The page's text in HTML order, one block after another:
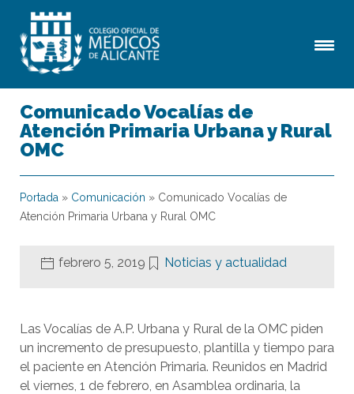
Comunicado Vocalías de
Atención Primaria Urbana y Rural
OMC
Portada » Comunicación » Comunicado Vocalías de
Atención Primaria Urbana y Rural OMC
febrero 5, 2019 Noticias y actualidad
Las Vocalías de A.P. Urbana y Rural de la OMC piden
un incremento de presupuesto, plantilla y tiempo para
el paciente en Atención Primaria. Reunidos en Madrid
el viernes, 1 de febrero, en Asamblea ordinaria, la